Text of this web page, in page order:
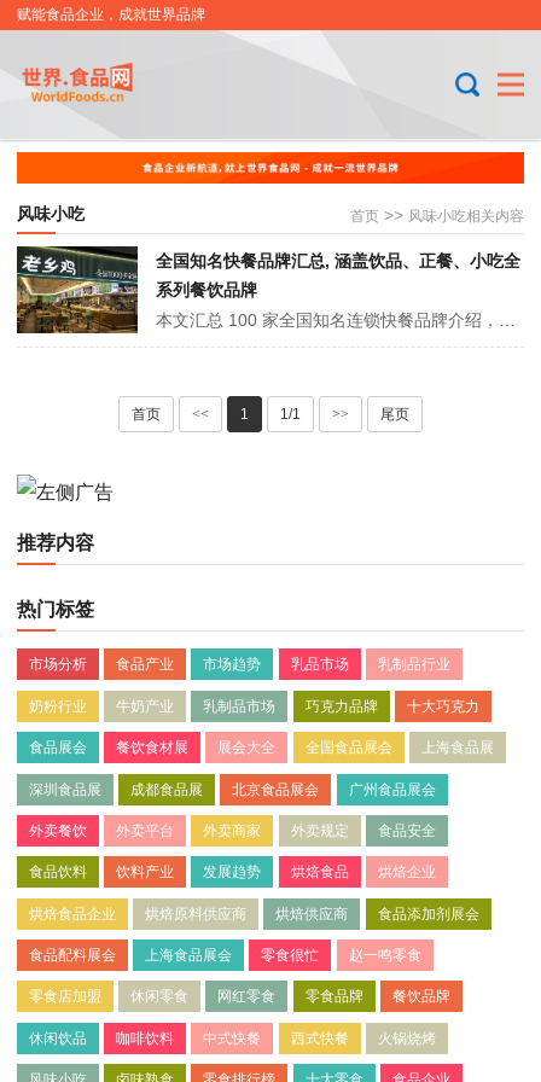
赋能食品企业，成就世界品牌
首页 >> 风味小吃相关内容
风味小吃
全国知名快餐品牌汇总, 涵盖饮品、正餐、小吃全
系列餐饮品牌
本文汇总 100 家全国知名连锁快餐品牌介绍，涵盖休闲饮品、咖啡、中式快餐、西式快餐、火锅烧烤、风味小吃、面包甜点、卤味熟食、异国料理等九大类别加盟。从蜜雪冰城、瑞幸咖啡等饮品品牌，到老乡鸡、肯德基等正餐品牌，再到海底捞、正新鸡排等特色品类。这些品牌凭借标准化运营、特色产品与广泛门店布局，满足不同群体需求。
首页 << 1 1/1 >> 尾页
推荐内容
热门标签
市场分析 食品产业 市场趋势 乳品市场 乳制品行业
奶粉行业 牛奶产业 乳制品市场 巧克力品牌 十大巧克力
食品展会 餐饮食材展 展会大全 全国食品展会 上海食品展
深圳食品展 成都食品展 北京食品展会 广州食品展会
外卖餐饮 外卖平台 外卖商家 外卖规定 食品安全
食品饮料 饮料产业 发展趋势 烘焙食品 烘焙企业
烘焙食品企业 烘焙原料供应商 烘焙供应商 食品添加剂展会
食品配料展会 上海食品展会 零食很忙 赵一鸣零食
零食店加盟 休闲零食 网红零食 零食品牌 餐饮品牌
休闲饮品 咖啡饮料 中式快餐 西式快餐 火锅烧烤